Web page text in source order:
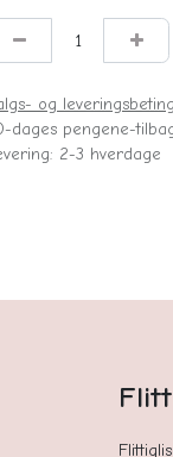
og
dages pengene-
2-3 hverdage